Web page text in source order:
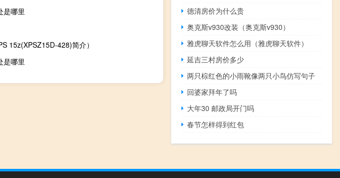
是哪里
15z(XPSZ15D-428)简介）
是哪里
德清房价为什么贵
奥克斯v930改装（奥克斯v930）
雅虎聊天软件怎么用（雅虎聊天软件）
延吉三村房价多少
两只棕红色的小雨靴像两只小鸟仿写句子
回婆家拜年了吗
大年30 邮政局开门吗
春节怎样得到红包